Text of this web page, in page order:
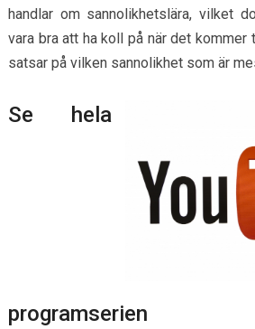
handlar om sannolikhetslära, vilket
vara bra att ha koll på när det
satsar på vilken sannolikhet som är
Se hela
programserien